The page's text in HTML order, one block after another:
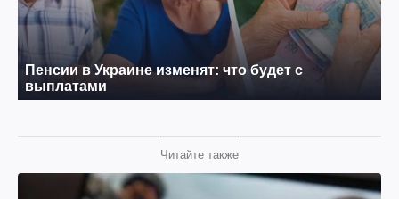
Читайте также